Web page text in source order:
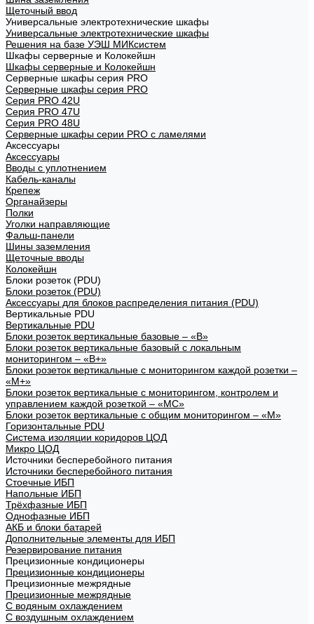
Щеточный ввод
Универсальные электротехнические шкафы
Универсальные электротехнические шкафы
Решения на базе УЭШ МИКсистем
Шкафы серверные и Колокейшн
Шкафы серверные и Колокейшн
Серверные шкафы серия PRO
Серверные шкафы серия PRO
Серия PRO 42U
Серия PRO 47U
Серия PRO 48U
Серверные шкафы серии PRO с ламелями
Аксессуары
Аксессуары
Вводы с уплотнением
Кабель-каналы
Крепеж
Органайзеры
Полки
Уголки направляющие
Фальш-панели
Шины заземления
Щеточные вводы
Колокейшн
Блоки розеток (PDU)
Блоки розеток (PDU)
Аксессуары для блоков распределения питания (PDU)
Вертикальные PDU
Вертикальные PDU
Блоки розеток вертикальные базовые – «В»
Блоки розеток вертикальные базовый с локальным
мониторингом – «В+»
Блоки розеток вертикальные с мониторингом каждой розетки –
«М+»
Блоки розеток вертикальные с мониторингом, контролем и
управлением каждой розеткой – «МС»
Блоки розеток вертикальные с общим мониторингом – «М»
Горизонтальные PDU
Система изоляции коридоров ЦОД
Микро ЦОД
Источники бесперебойного питания
Источники бесперебойного питания
Стоечные ИБП
Напольные ИБП
Трёхфазные ИБП
Однофазные ИБП
АКБ и блоки батарей
Дополнительные элементы для ИБП
Резервирование питания
Прецизионные кондиционеры
Прецизионные кондиционеры
Прецизионные межрядные
Прецизионные межрядные
С водяным охлаждением
С воздушным охлаждением